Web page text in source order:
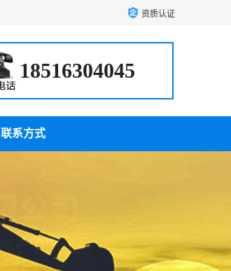
资质认证
18516304045
联系方式